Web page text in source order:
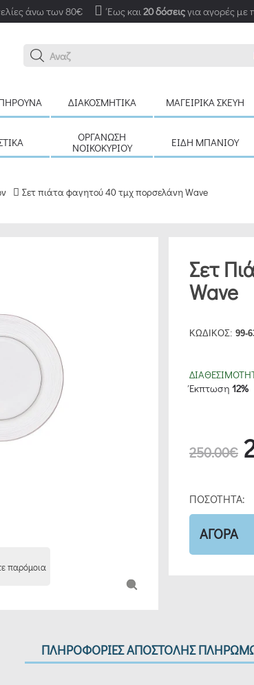
άνω των 80€ Έως και20 δόσειςγια αγορές με
Αναζήτη
ΔΙΑΚΟΣΜΗΤΙΚΆ ΜΑΓΕΙΡΙΚΆ ΣΚΕΎΗ
ΟΡΓΆΝΩΣΗ
ΝΟΙΚΟΚΥΡΙΟΎ
ΕΊΔΗ ΜΠΆΝΙΟΥ
Σετ πιάτα φαγητού 40 τμχ πορσελάνη Wave
παρόμοια
Σετ
Wave
ΚΩΔΙΚΟΣ: 99-
Έκπτωση 12%
250.00€
ΠΟΣΟΤΗΤΑ:
ΑΓΟΡΑ
ΠΛΗΡΟΦΟΡΙΕΣ ΑΠΟΣΤΟΛΗΣ